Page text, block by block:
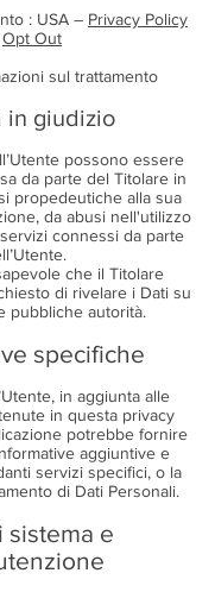
: USA – Privacy Policy
Opt Out
sul trattamento
in giudizio
possono essere
da parte del Titolare in
propedeutiche alla sua
da abusi nell'utilizzo
connessi da parte
che il Titolare
di rivelare i Dati su
pubbliche autorità.
specifiche
in aggiunta alle
in questa privacy
potrebbe fornire
aggiuntive e
servizi specifici, o la
di Dati Personali.
sistema e